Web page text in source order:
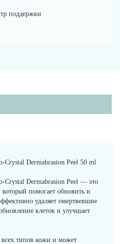
поддержки
Dermabrasion Peel 50 ml
Dermabrasion Peel — это
помогает обновить и
удаляет омертвевшие
клеток и улучшает
всех типов кожи и может